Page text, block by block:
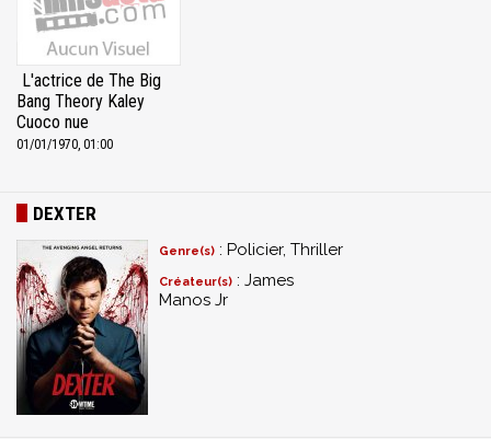
L'actrice de The Big
Bang Theory Kaley
Cuoco nue
01/01/1970, 01:00
DEXTER
Genre(s) : Policier, Thriller
Créateur(s) : James
Manos Jr